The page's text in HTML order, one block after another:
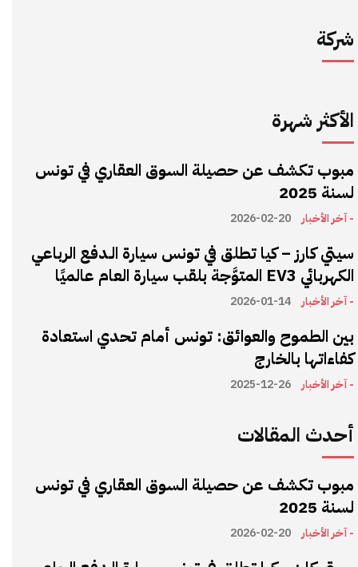
شركة
الأكثر شهرة
مبوب تكشف عن حصيلة السوق العقاري في تونس
لسنة 2025
- آخر الأخبار 2026-02-20
سيتي كارز – كيا تطلق في تونس سيارة الـدفع الرباعي
الكهربائي EV3 المتوَّجة بلقب سيارة العام عالميًا
- آخر الأخبار 2026-01-14
بين الطموح والعوائق: تونس أمام تحدي استعادة
كفاءاتها بالخارج
- آخر الأخبار 2025-12-26
أحدث المقالات
مبوب تكشف عن حصيلة السوق العقاري في تونس
لسنة 2025
- آخر الأخبار 2026-02-20